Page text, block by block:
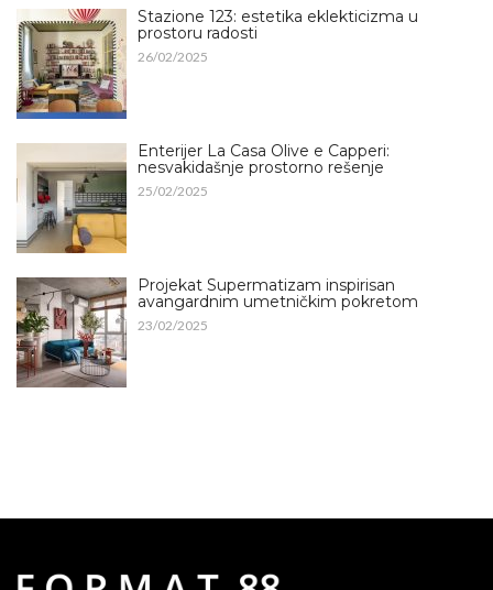
Stazione 123: estetika eklekticizma u
prostoru radosti
26/02/2025
Enterijer La Casa Olive e Capperi:
nesvakidašnje prostorno rešenje
25/02/2025
Projekat Supermatizam inspirisan
avangardnim umetničkim pokretom
23/02/2025